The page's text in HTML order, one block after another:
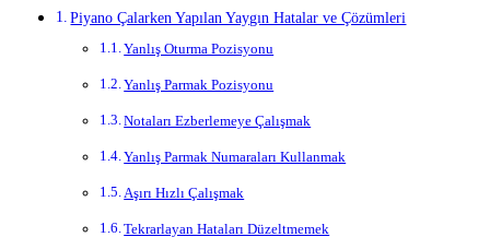
Piyano Çalarken Yapılan Yaygın Hatalar ve Çözümleri
Yanlış Oturma Pozisyonu
Yanlış Parmak Pozisyonu
Notaları Ezberlemeye Çalışmak
Yanlış Parmak Numaraları Kullanmak
Aşırı Hızlı Çalışmak
Tekrarlayan Hataları Düzeltmemek